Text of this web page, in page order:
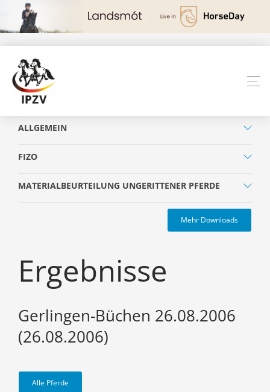
ALLGEMEIN
FIZO
MATERIALBEURTEILUNG UNGERITTENER PFERDE
Mehr Downloads
Ergebnisse
Gerlingen-Büchen 26.08.2006
(26.08.2006)
Alle Pferde